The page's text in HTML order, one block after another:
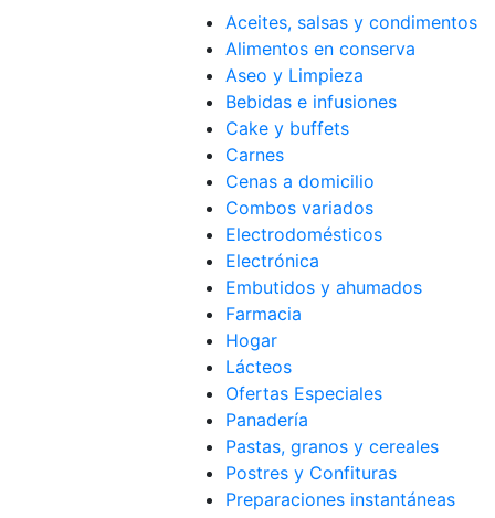
Aceites, salsas y condimentos
Alimentos en conserva
Aseo y Limpieza
Bebidas e infusiones
Cake y buffets
Carnes
Cenas a domicilio
Combos variados
Electrodomésticos
Electrónica
Embutidos y ahumados
Farmacia
Hogar
Lácteos
Ofertas Especiales
Panadería
Pastas, granos y cereales
Postres y Confituras
Preparaciones instantáneas